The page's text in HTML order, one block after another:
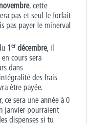
, cette
pas et seul le forfait
pas payer le minerval
1 er décembre, il
en cours sera
dans
des frais
être payée.
ce sera une année à 0
janvier pourraient
dispenses si tu